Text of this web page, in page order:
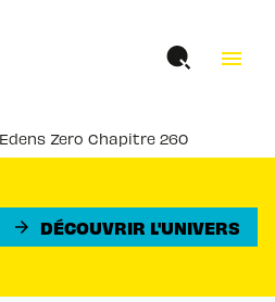
menu
Edens Zero Chapitre 260
arrow_forward DÉCOUVRIR L'UNIVERS